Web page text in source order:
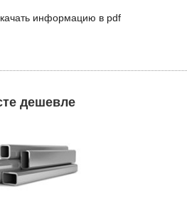
информацию в pdf
дешевле